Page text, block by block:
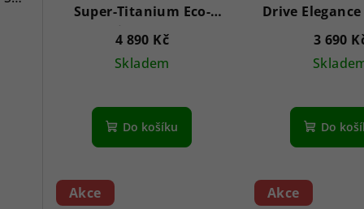
Super-Titanium Eco-
Drive 42mm
4 890 Kč
Skladem
hodnocení
produktu
je
Do košíku
Drive
10ATM
3 690
je
Do
Akce Akce